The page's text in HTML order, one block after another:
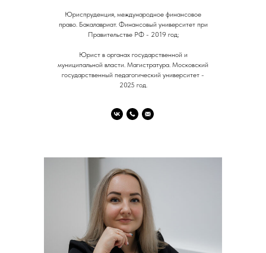
Юриспруденция, международное финансовое
право. Бакалавриат. Финансовый университет при
Правительстве РФ - 2019 год;
Юрист в органах государственной и
муниципальной власти. Магистратура. Московский
государственный педагогический университет -
2025 год.